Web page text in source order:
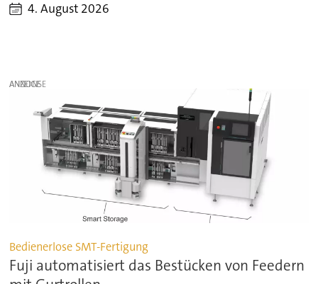
4. August 2026
ANZEIGE
Bedienerlose SMT-Fertigung
Fuji automatisiert das Bestücken von Feedern